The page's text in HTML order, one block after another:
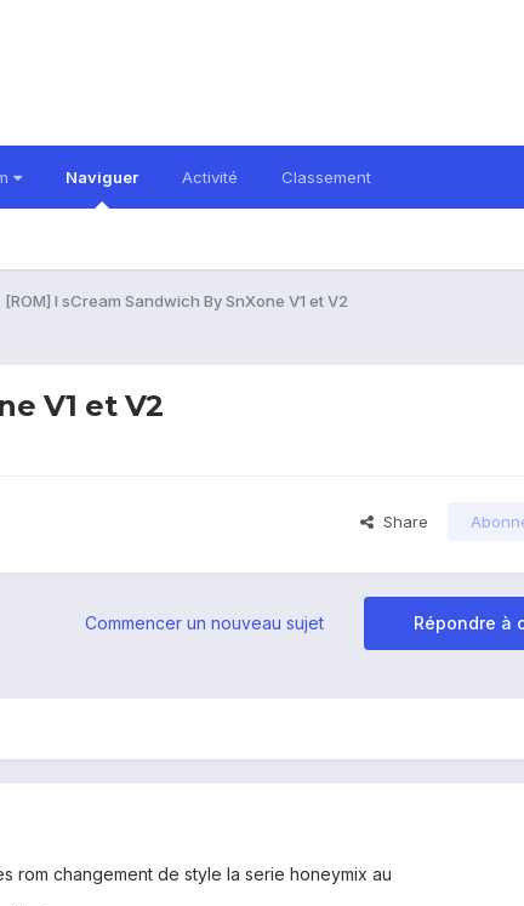
Naviguer Activité Classement
[ROM] I sCream Sandwich By SnXone V1 et V2
V1 et V2
Share
Répondre à
Commencer un nouveau sujet
rom changement de style la serie honeymix au